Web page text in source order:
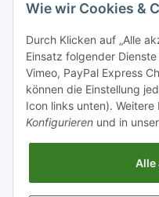
Wie wir Cookies &
Durch Klicken auf „Alle
Einsatz folgender
Vimeo, PayPal Express
können die Einstellung
Icon links unten).
Konfigurieren und in
Alle